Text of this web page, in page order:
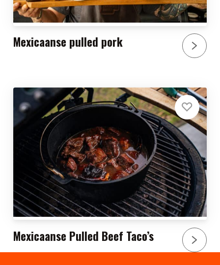
Mexicaanse pulled pork
Mexicaanse Pulled Beef Taco’s